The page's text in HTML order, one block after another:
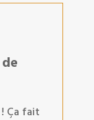
Ça fait